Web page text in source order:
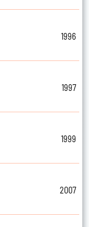
1996
1997
1999
2007